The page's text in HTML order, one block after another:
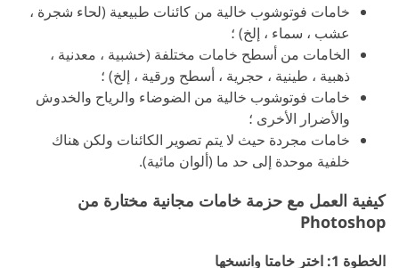
خامات فوتوشوب خالية من كائنات طبيعية (لحاء شجرة ،
عشب ، سماء ، إلخ) ؛
الخامات من أسطح خامات مختلفة (خشبية ، معدنية ،
ذهبية ، طينية ، حجرية ، أسطح ورقية ، إلخ) ؛
خامات فوتوشوب خالية من الضوضاء والرياح والخدوش
والأضرار الأخرى ؛
خامات مجردة حيث لا يتم تصوير الكائنات ولكن هناك
خلفية موحدة إلى حد ما (ألوان مائية).
كيفية العمل مع حزمة خامات مجانية مختارة من
Photoshop
الخطوة 1: اختر خامتا وانسخها